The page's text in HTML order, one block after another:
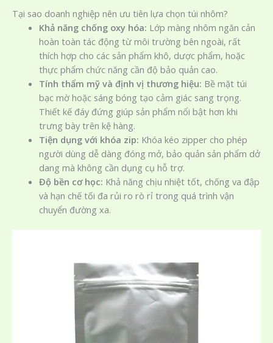
Tại sao doanh nghiệp nên ưu tiên lựa chọn túi nhôm?
Khả năng chống oxy hóa: Lớp màng nhôm ngăn cản
hoàn toàn tác động từ môi trường bên ngoài, rất
thích hợp cho các sản phẩm khô, dược phẩm, hoặc
thực phẩm chức năng cần độ bảo quản cao.
Tính thẩm mỹ và định vị thương hiệu: Bề mặt túi
bạc mờ hoặc sáng bóng tạo cảm giác sang trọng.
Thiết kế đáy đứng giúp sản phẩm nổi bật hơn khi
trưng bày trên kệ hàng.
Tiện dụng với khóa zip: Khóa kéo zipper cho phép
người dùng dễ dàng đóng mở, bảo quản sản phẩm dở
dang mà không cần dụng cụ hỗ trợ.
Độ bền cơ học: Khả năng chịu nhiệt tốt, chống va đập
và hạn chế tối đa rủi ro rò rỉ trong quá trình vận
chuyển đường xa.